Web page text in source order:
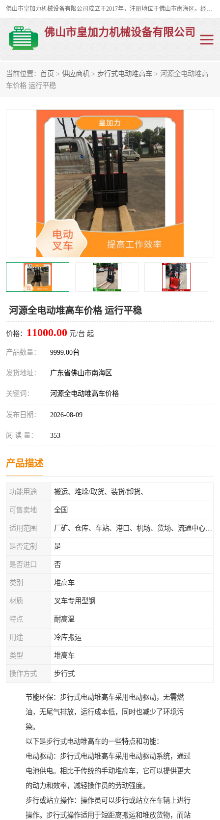
佛山市皇加力机械设备有限公司成立于2017年，注册地位于佛山市南海区。经营范围包括：其他机械设备及电子产品批发、电气设备批发、贸易代理、五金产品批发等；主要产品有：移动式登车桥、叉车装卸货平台、移动式升降机、升降货梯、油桶夹具、电动堆高车。
佛山市皇加力机械设备有限公司
当前位置： 首页 > 供应商机 > 步行式电动堆高车 > 河源全电动堆高
车价格 运行平稳
河源全电动堆高车价格 运行平稳
价格： 11000.00 元/台 起
产品数量： 9999.00台
发货地址： 广东省佛山市南海区
关键词： 河源全电动堆高车价格
发布日期： 2026-08-09
阅 读 量： 353
产品描述
功能用途 搬运、堆垛/取货、装货/卸货、
可售卖地 全国
适用范围
是否定制 是
是否进口 否
类别 堆高车
材质 叉车专用型钢
特点 耐高温
用途 冷库搬运
类型 堆高车
操作方式 步行式
节能环保：步行式电动堆高车采用电动驱动，无需燃
油，无尾气排放，运行成本低，同时也减少了环境污
染。
以下是步行式电动堆高车的一些特点和功能：
电动驱动：步行式电动堆高车采用电动驱动系统，通过
电池供电。相比于传统的手动堆高车，它可以提供更大
的动力和效率，减轻操作员的劳动强度。
步行或站立操作：操作员可以步行或站立在车辆上进行
操作。步行式操作适用于短距离搬运和堆放货物，而站
移动式登车桥
步行式电动堆高车 移动登车台
叉车装卸货平台 电动搬运车
移动式升降平台 升降货梯
集装箱装柜平台 油桶夹具